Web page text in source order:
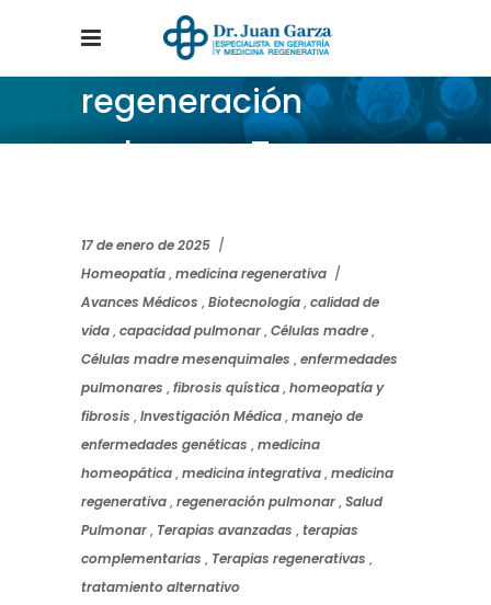
regeneración
pulmonar Tag
17 de enero de 2025
Homeopatía,medicina regenerativa
Avances Médicos ,Biotecnología,calidad de
vida,capacidad pulmonar,Células madre,
Células madre mesenquimales ,enfermedades
pulmonares ,fibrosis quística,homeopatía y
fibrosis ,Investigación Médica,manejo de
enfermedades genéticas ,medicina
homeopática,medicina integrativa,medicina
regenerativa,regeneración pulmonar,Salud
Pulmonar, Terapias avanzadas ,terapias
complementarias , Terapias regenerativas ,
tratamiento alternativo